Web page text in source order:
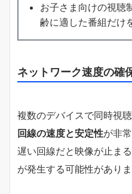
お子さま向けの視聴
齢に適した番組だけ
ネットワーク速度の確
複数のデバイスで同時視聴
回線の速度と安定性が非
遅い回線だと映像が止ま
が発生する可能性がありま